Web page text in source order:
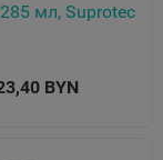
мл, Suprotec
BYN